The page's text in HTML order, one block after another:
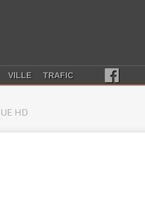
VILLE TRAFIC
HD